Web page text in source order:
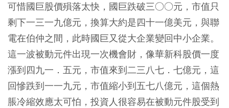
可惜國巨股價殞落太快，國巨跌破三○○元，市值只
剩下一三一九億元，換算大約是四十一億美元，與聯
電在伯仲之間，此時國巨又從大企業變回中小企業。
這一波被動元件出現一次機會財， 像華新科股價一度
漲到四九一．五元，市值來到二三八七．七億元，這
回慘跌到一一九元，市值縮小到五七八億元，這個熱
脹冷縮效應太可怕，投資人很容易在被動元件股受到